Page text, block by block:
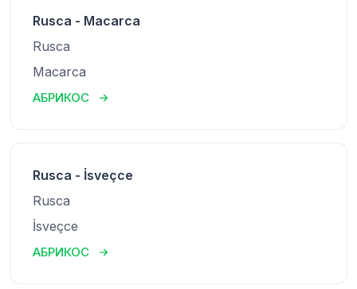
Rusca - Macarca
Rusca
Macarca
АБРИКОС
Rusca - İsveçce
Rusca
İsveçce
АБРИКОС